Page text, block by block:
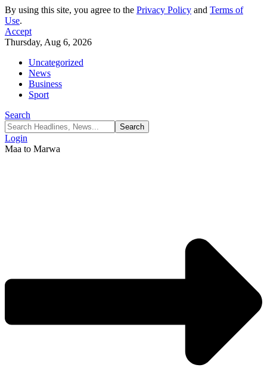
By using this site, you agree to the Privacy Policy and Terms of
Use.
Accept
Thursday, Aug 6, 2026
Uncategorized
News
Business
Sport
Search
Login
Maa to Marwa